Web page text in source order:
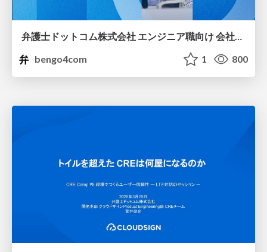
弁護士ドットコム株式会社 エンジニア職向け 会社紹介資料
bengo4com
1 800